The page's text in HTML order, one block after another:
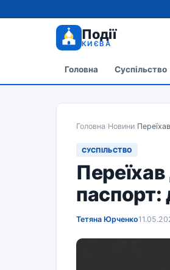
Події
КИЄВА
Головна Суспільство
Головна/Новини/
СУСПІЛЬСТВО
паспорт:
Тетяна Юрченко